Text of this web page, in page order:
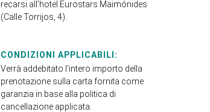
recarsi all’hotel Eurostars Maimónides
(Calle Torrijos, 4).
CONDIZIONI APPLICABILI:
Verrà addebitato l'intero importo della
prenotazione sulla carta fornita come
garanzia in base alla politica di
cancellazione applicata.